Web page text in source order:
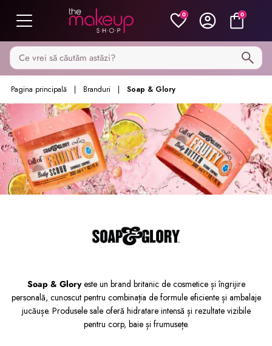
0 0
Caută pe MakeupShop
Pagina principală Branduri Soap & Glory
Soap & Gloryeste un brand britanic de cosmetice și îngrijire
personală, cunoscut pentru combinația de formule eficiente și ambalaje
jucăușe. Produsele sale oferă hidratare intensă și rezultate vizibile
pentru corp, baie și frumusețe.